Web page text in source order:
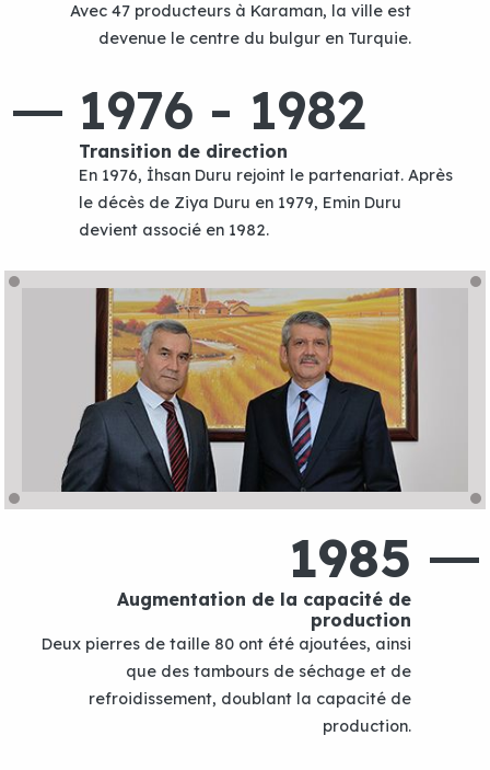
Avec 47 producteurs à Karaman, la ville est
devenue le centre du bulgur en Turquie.
1976 - 1982
Transition de direction
En 1976, İhsan Duru rejoint le partenariat. Après
le décès de Ziya Duru en 1979, Emin Duru
devient associé en 1982.
1985
Augmentation de la capacité de
production
Deux pierres de taille 80 ont été ajoutées, ainsi
que des tambours de séchage et de
refroidissement, doublant la capacité de
production.